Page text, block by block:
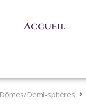
Accueil
Dômes/Demi-sphères